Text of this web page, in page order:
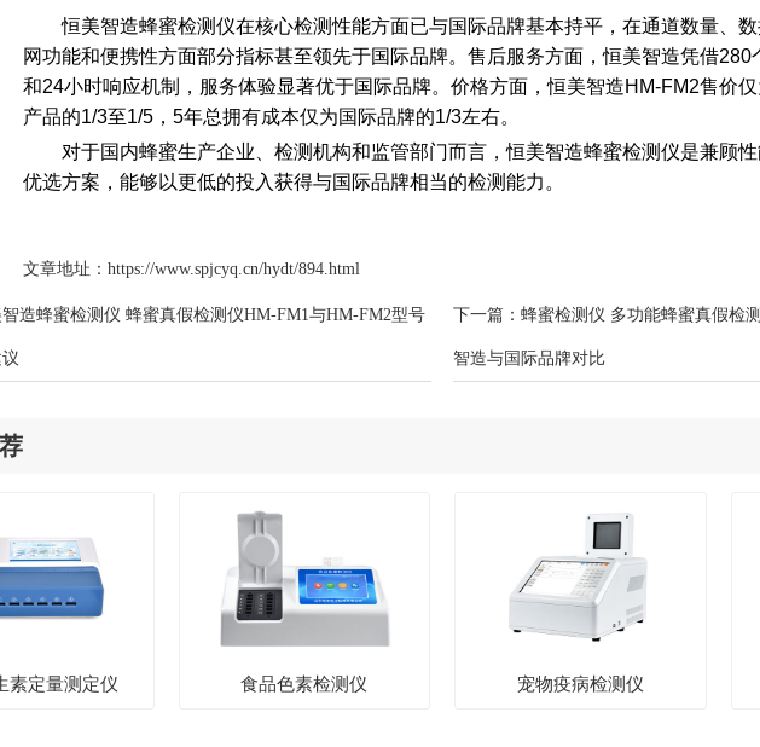
恒美智造蜂蜜检测仪在核心检测性能方面已与国际品牌基本持平，在通道数量、
网功能和便携性方面部分指标甚至领先于国际品牌。售后服务方面，恒美智造凭借280
和24小时响应机制，服务体验显著优于国际品牌。价格方面，恒美智造HM-FM2售价
产品的1/3至1/5，5年总拥有成本仅为国际品牌的1/3左右。
对于国内蜂蜜生产企业、检测机构和监管部门而言，恒美智造蜂蜜检测仪是兼顾
优选方案，能够以更低的投入获得与国际品牌相当的检测能力。
文章地址： https://www.spjcyq.cn/hydt/894.html
造蜂蜜检测仪 蜂蜜真假检测仪HM-FM1与HM-FM2型号 下一篇：蜂蜜检测仪 多功能蜂蜜真假检
智造与国际品牌对比
素定量测定仪 食品色素检测仪 宠物疫病检测仪